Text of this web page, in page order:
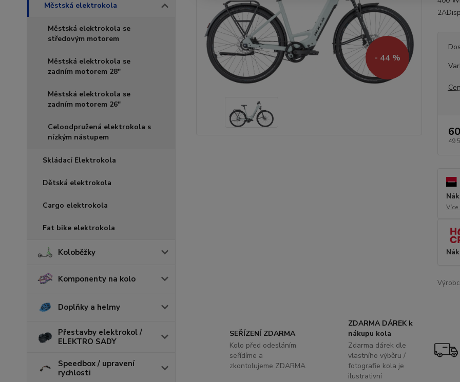
Městská elektrokola
Městská elektrokola se
středovým motorem
Městská elektrokola se
zadním motorem 28"
Městská elektrokola se
zadním motorem 26"
Celoodpružená elektrokola s
nízkým nástupem
Skládací Elektrokola
Dětská elektrokola
Cargo elektrokola
Fat bike elektrokola
Koloběžky
Komponenty na kolo
Doplňky a helmy
Přestavby elektrokol /
ELEKTRO SADY
Speedbox / upravení
rychlosti
- 44 %
49
SEŘÍZENÍ ZDARMA
Kolo před odesláním
seřídíme a
zkontolujeme ZDARMA
ZDARMA DÁREK k
nákupu kola
Zdarma dárek dle
vlastního výběru /
fotografie kola je
ilustrativní